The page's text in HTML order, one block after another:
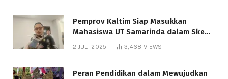
Pemprov Kaltim Siap Masukkan
Mahasiswa UT Samarinda dalam Skema
Bantuan Pendidikan Gratispol
2 JULI 2025 3,468 VIEWS
Peran Pendidikan dalam Mewujudkan